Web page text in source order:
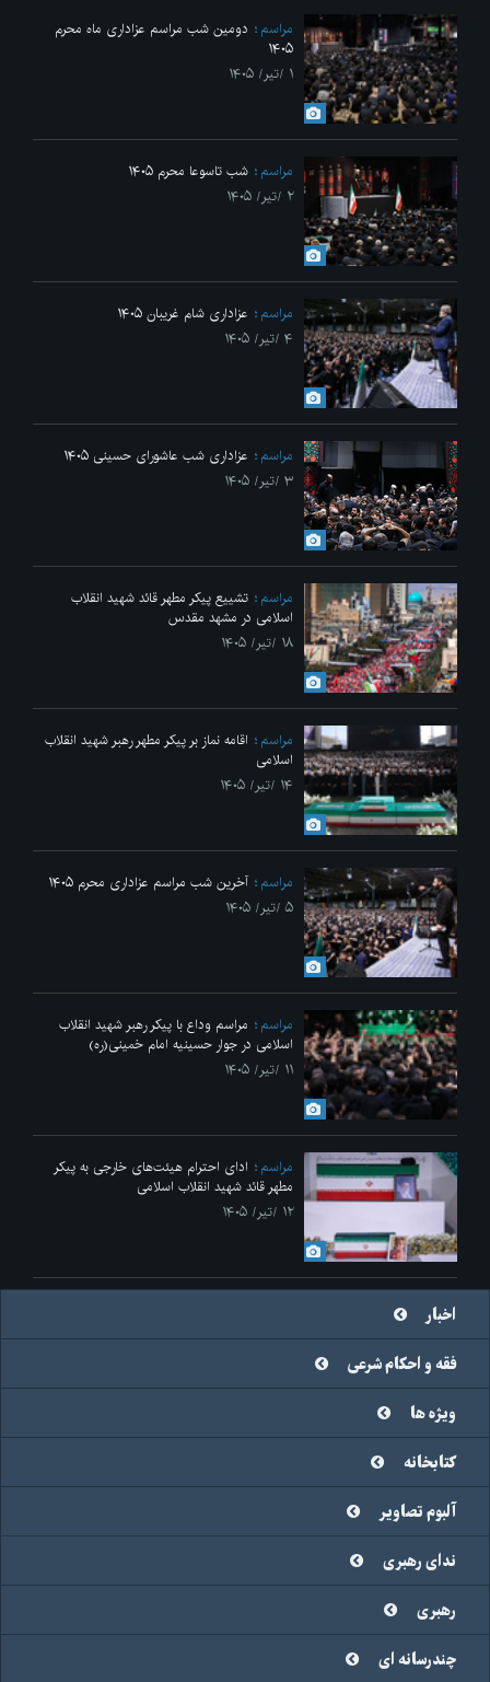
مراسم
دومین شب مراسم عزاداری ماه محرم
۱۴۰۵
۱ /تیر/ ۱۴۰۵
مراسم
شب تاسوعا محرم ۱۴۰۵
۲ /تیر/ ۱۴۰۵
مراسم
عزاداری شام غریبان ۱۴۰۵
۴ /تیر/ ۱۴۰۵
مراسم
عزاداری شب عاشورای حسینی ۱۴۰۵
۳ /تیر/ ۱۴۰۵
مراسم
تشییع پیکر مطهر قائد شهید انقلاب
اسلامی در مشهد مقدس
۱۸ /تیر/ ۱۴۰۵
مراسم
اقامه نماز بر پیکر مطهر رهبر شهید انقلاب
اسلامی
۱۴ /تیر/ ۱۴۰۵
مراسم
آخرین شب مراسم عزاداری محرم ۱۴۰۵
۵ /تیر/ ۱۴۰۵
مراسم
مراسم وداع با پیکر رهبر شهید انقلاب
اسلامی در جوار حسینیه امام خمینی(ره)
۱۱ /تیر/ ۱۴۰۵
مراسم
ادای احترام هیئت‌های خارجی به پیکر
مطهر قائد شهید انقلاب اسلامی
۱۲ /تیر/ ۱۴۰۵
اخبار
فقه و احکام شرعی
ویژه ها
کتابخانه
آلبوم تصاویر
ندای رهبری
رهبری
چندرسانه ای